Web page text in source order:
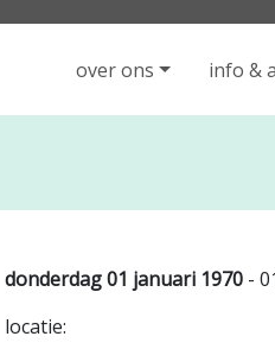
over ons info &
donderdag 01 januari 1970 -
locatie: